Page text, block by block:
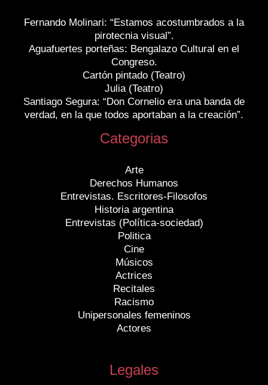
Fernando Molinari: “Estamos acostumbrados a la
pirotecnia visual”.
Aguafuertes porteñas: Bengalazo Cultural en el
Congreso.
Cartón pintado (Teatro)
Julia (Teatro)
Santiago Segura: “Don Cornelio era una banda de
verdad, en la que todos aportaban a la creación”.
Categorias
Arte
Derechos Humanos
Entrevistas. Escritores-Filosofos
Historia argentina
Entrevistas (Política-sociedad)
Politica
Cine
Músicos
Actrices
Recitales
Racismo
Unipersonales femeninos
Actores
Legales